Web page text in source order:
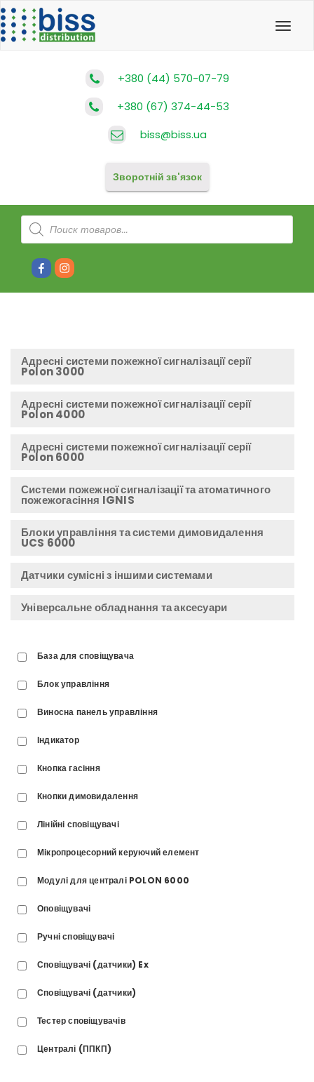
+380 (44) 570-07-79
+380 (67) 374-44-53
biss@biss.ua
Зворотній зв'язок
Products
search
FacebookInstagram
Адресні системи пожежної сигналізації серії
Polon 3000
Адресні системи пожежної сигналізації серії
Polon 4000
Адресні системи пожежної сигналізації серії
Polon 6000
Системи пожежної сигналізації та атоматичного
пожежогасіння IGNIS
Блоки управління та системи димовидалення
UCS 6000
Датчики сумісні з іншими системами
Універсальне обладнання та аксесуари
База для сповіщувача
Блок управління
Виносна панель управління
Індикатор
Кнопка гасіння
Кнопки димовидалення
Лінійні сповіщувачі
Мікропроцесорний керуючий елемент
Модулі для централі POLON 6000
Оповіщувачі
Ручні сповіщувачі
Сповіщувачі (датчики) Ex
Сповіщувачі (датчики)
Тестер сповіщувачів
Централі (ППКП)